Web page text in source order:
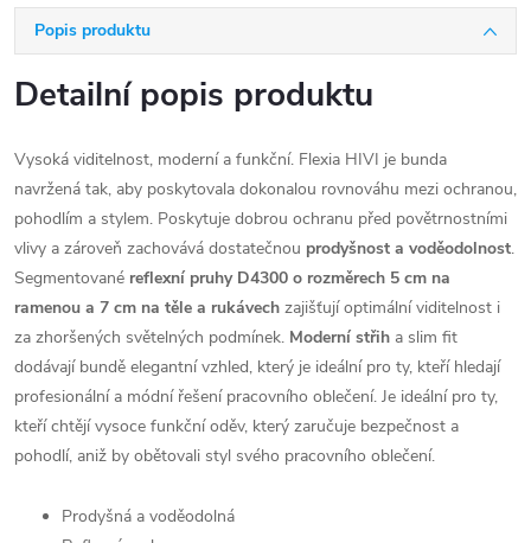
Popis produktu
Detailní popis produktu
Vysoká viditelnost, moderní a funkční. Flexia HIVI je bunda
navržená tak, aby poskytovala dokonalou rovnováhu mezi ochranou,
pohodlím a stylem. Poskytuje dobrou ochranu před povětrnostními
vlivy a zároveň zachovává dostatečnou prodyšnost a voděodolnost.
Segmentované reflexní pruhy D4300 o rozměrech 5 cm na
ramenou a 7 cm na těle a rukávech zajišťují optimální viditelnost i
za zhoršených světelných podmínek. Moderní střih a slim fit
dodávají bundě elegantní vzhled, který je ideální pro ty, kteří hledají
profesionální a módní řešení pracovního oblečení. Je ideální pro ty,
kteří chtějí vysoce funkční oděv, který zaručuje bezpečnost a
pohodlí, aniž by obětovali styl svého pracovního oblečení.
Prodyšná a voděodolná